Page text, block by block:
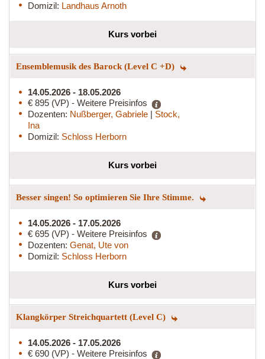
Domizil: Landhaus Arnoth
Kurs vorbei
Ensemblemusik des Barock (Level C +D)
14.05.2026 - 18.05.2026
€ 895 (VP) - Weitere Preisinfos
Dozenten: Nußberger, Gabriele | Stock,
Ina
Domizil: Schloss Herborn
Kurs vorbei
Besser singen! So optimieren Sie Ihre Stimme.
14.05.2026 - 17.05.2026
€ 695 (VP) - Weitere Preisinfos
Dozenten: Genat, Ute von
Domizil: Schloss Herborn
Kurs vorbei
Klangkörper Streichquartett (Level C)
14.05.2026 - 17.05.2026
€ 690 (VP) - Weitere Preisinfos